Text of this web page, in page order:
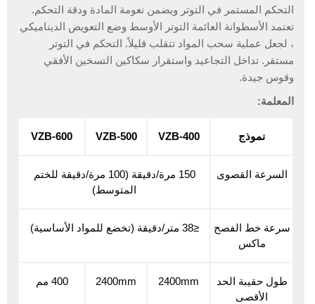
التحكم المستمر في التوتر ويضمن نعومة المادة ودقة التحكم.
تعتمد الأسطوانة العائمة التوتر الأوسط وضع التعويض الديناميكي
، لجعل عملية سحب المواد تتقلب قليلاً. التحكم في التوتر
مستقر. تداخل التجاعيد واستقرار سكاكين التسخين الأفقي
وقوس جيدة.
المعلمة:
نموذج VZB-400
VZB-500
VZB-600
السرعة القصوى
150 مرة/دقيقة (100 مرة/دقيقة للختم
المتوسط)
سرعة خط الفصح
ماكس
≤38 متر/دقيقة (تخضع للمواد الأساسية)
طول حقيبة الحد
الأقصى
2400mm
2400mm 400 مم